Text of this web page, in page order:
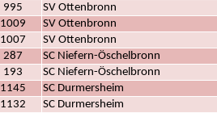
995
SV Ottenbronn
1009
SV Ottenbronn
1007
SV Ottenbronn
287
SC Niefern-Öschelbronn
193
SC Niefern-Öschelbronn
1145
SC Durmersheim
1132
SC Durmersheim